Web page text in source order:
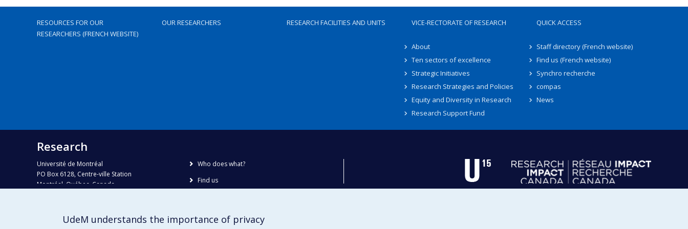
RESOURCES FOR OUR
RESEARCHERS (FRENCH WEBSITE)
OUR RESEARCHERS RESEARCH FACILITIES AND UNITS VICE-RECTORATE OF RESEARCH
About
Ten sectors of excellence
Strategic Initiatives
Research Strategies and Policies
Equity and Diversity in Research
Research Support Fund
QUICK ACCESS
Staff directory (French website)
Find us (French website)
Synchro recherche
compas
News
Research
Université de Montréal
PO Box 6128, Centre-ville Station
Montréal, Québec, Canada
Phone : 514 343-6111, #38492
recherche@umontreal.ca
Who does what?
Find us
UdeM understands the importance of privacy